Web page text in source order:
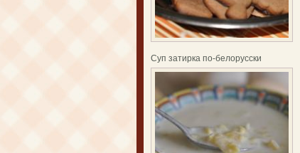
Суп затирка по-белорусски